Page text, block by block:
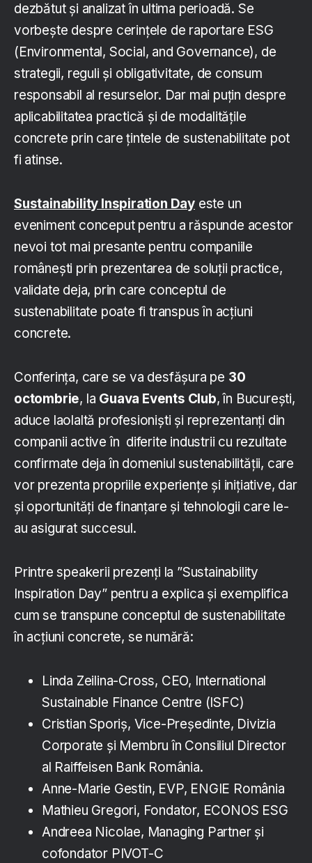
dezbătut și analizat în ultima perioadă. Se
vorbește despre cerințele de raportare ESG
(Environmental, Social, and Governance), de
strategii, reguli și obligativitate, de consum
responsabil al resurselor. Dar mai puțin despre
aplicabilitatea practică și de modalitățile
concrete prin care țintele de sustenabilitate pot
fi atinse.
Sustainability Inspiration Day este un
eveniment conceput pentru a răspunde acestor
nevoi tot mai presante pentru companiile
românești prin prezentarea de soluții practice,
validate deja, prin care conceptul de
sustenabilitate poate fi transpus în acțiuni
concrete.
Conferința, care se va desfășura pe 30
octombrie, la Guava Events Club, în București,
aduce laolaltă profesioniști și reprezentanți din
companii active în diferite industrii cu rezultate
confirmate deja în domeniul sustenabilității, care
vor prezenta propriile experiențe și inițiative, dar
și oportunități de finanțare și tehnologii care le-
au asigurat succesul.
Printre speakerii prezenți la ”Sustainability
Inspiration Day” pentru a explica și exemplifica
cum se transpune conceptul de sustenabilitate
în acțiuni concrete, se numără:
Linda Zeilina-Cross, CEO, International
Sustainable Finance Centre (ISFC)
Cristian Sporiș, Vice-Președinte, Divizia
Corporate și Membru în Consiliul Director
al Raiffeisen Bank România.
Anne-Marie Gestin, EVP, ENGIE România
Mathieu Gregori, Fondator, ECONOS ESG
Andreea Nicolae, Managing Partner și
cofondator PIVOT-C